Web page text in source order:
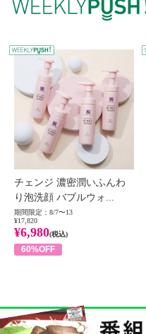
チェンジ 濃密潤いふんわ
り泡洗顔 バブルウォ...
期間限定：8/7〜13
¥17,820
¥6,980(税込)
60%OFF